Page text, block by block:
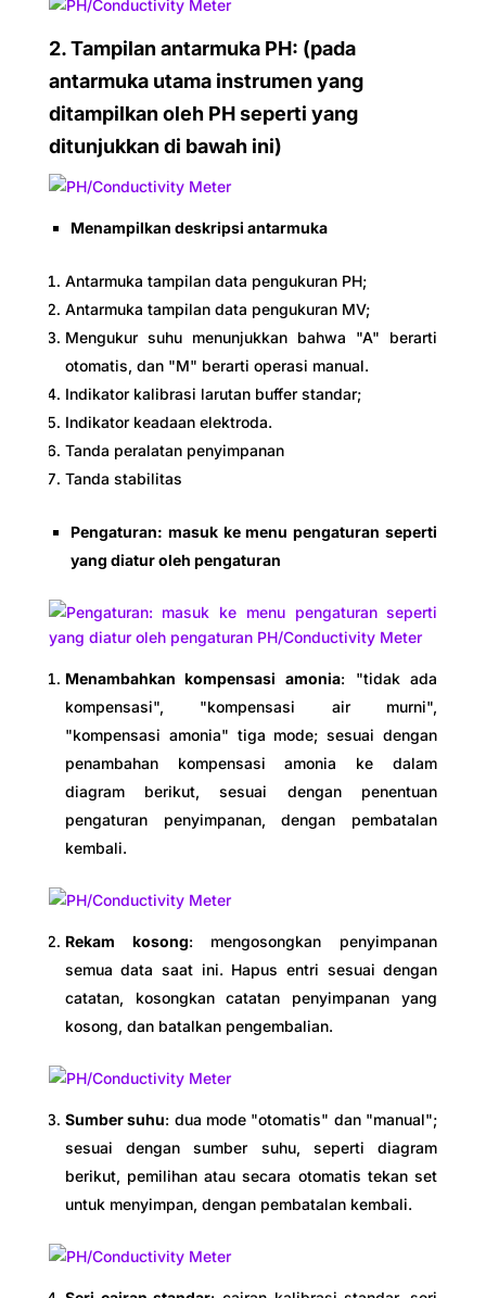
2. Tampilan antarmuka PH: (pada
antarmuka utama instrumen yang
ditampilkan oleh PH seperti yang
ditunjukkan di bawah ini)
Menampilkan deskripsi antarmuka
Antarmuka tampilan data pengukuran PH;
Antarmuka tampilan data pengukuran MV;
Mengukur suhu menunjukkan bahwa "A" berarti
otomatis, dan "M" berarti operasi manual.
Indikator kalibrasi larutan buffer standar;
Indikator keadaan elektroda.
Tanda peralatan penyimpanan
Tanda stabilitas
Pengaturan: masuk ke menu pengaturan seperti
yang diatur oleh pengaturan
Menambahkan kompensasi amonia: "tidak ada
kompensasi", "kompensasi air murni",
"kompensasi amonia" tiga mode; sesuai dengan
penambahan kompensasi amonia ke dalam
diagram berikut, sesuai dengan penentuan
pengaturan penyimpanan, dengan pembatalan
kembali.
Rekam kosong: mengosongkan penyimpanan
semua data saat ini. Hapus entri sesuai dengan
catatan, kosongkan catatan penyimpanan yang
kosong, dan batalkan pengembalian.
Sumber suhu: dua mode "otomatis" dan "manual";
sesuai dengan sumber suhu, seperti diagram
berikut, pemilihan atau secara otomatis tekan set
untuk menyimpan, dengan pembatalan kembali.